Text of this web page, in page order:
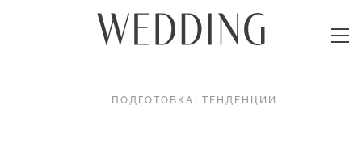
ПОДГОТОВКА. ТЕНДЕНЦИИ